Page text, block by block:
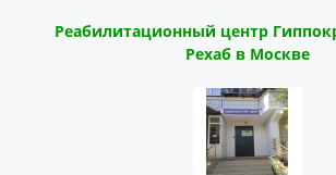
Реабилитационный центр
Рехаб в Москве